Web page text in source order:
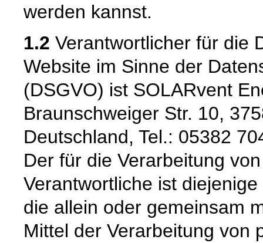
werden kannst.
1.2 Verantwortlicher für die
Website im Sinne der
(DSGVO) ist SOLARvent
Braunschweiger Str. 10,
Deutschland, Tel.: 05382
Der für die Verarbeitung
Verantwortliche ist
die allein oder gemeinsam
Mittel der Verarbeitung von